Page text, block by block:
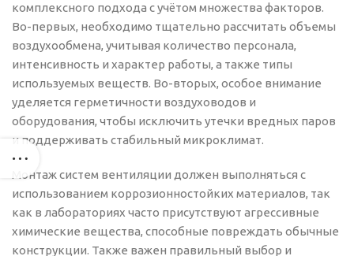
комплексного подхода с учётом множества факторов.
Во-первых, необходимо тщательно рассчитать объемы
воздухообмена, учитывая количество персонала,
интенсивность и характер работы, а также типы
используемых веществ. Во-вторых, особое внимание
уделяется герметичности воздуховодов и
оборудования, чтобы исключить утечки вредных паров
и поддерживать стабильный микроклимат.
Монтаж систем вентиляции должен выполняться с
использованием коррозионностойких материалов, так
как в лабораториях часто присутствуют агрессивные
химические вещества, способные повреждать обычные
конструкции. Также важен правильный выбор и